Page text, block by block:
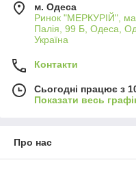
м. Одеса
Ринок "МЕРКУРІЙ",
Палія, 99 Б, Одеса,
Україна
Контакти
Сьогодні працює з
Показати весь
Про нас